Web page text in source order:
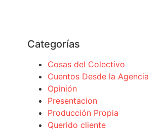
Categorías
Cosas del Colectivo
Cuentos Desde la Agencia
Opinión
Presentacion
Producción Propia
Querido cliente